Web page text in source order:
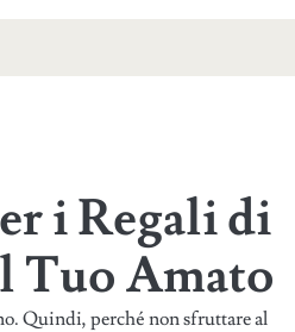
i Regali di
Tuo Amato
Quindi, perché non sfruttare al